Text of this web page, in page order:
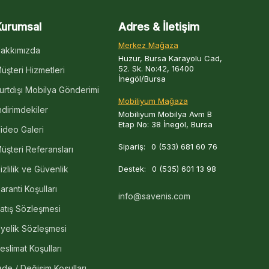
Hizmetleri
Mobilya Gönderimi
Galeri
Referansları
ve Güvenlik
Koşulları
Sözleşmesi
Sözleşmesi
Koşulları
Adres & İletişim
Merkez Mağaza
Huzur, Bursa Karayolu Cad,
52. Sk. No:42, 16400
İnegöl/Bursa
Mobiliyum Mağaza
Mobiliyum Mobilya Avm B
Etap No: 38 İnegöl, Bursa
Sipariş: 0 (533) 681 60 76
Destek: 0 (535) 601 13 98
info@savenis.com